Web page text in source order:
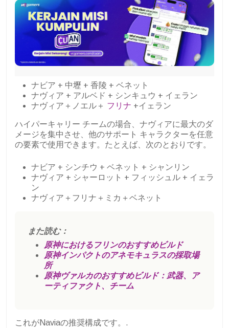
ナビア + 中壢 + 香陵 + ベネット
ナヴィア + アルベド + シンキュウ + イェラン
ナヴィア＋ノエル＋ フリナ +イェラン
ハイパーキャリー チームの場合、ナヴィアに最大のダ
メージを集中させ、他のサポート キャラクターを任意
の要素で使用できます。たとえば、次のとおりです。
ナビア + シンチウ + ベネット + シャンリン
ナヴィア + シャーロット + フィッシュル + イェラ
ン
ナヴィア＋フリナ＋ミカ＋ベネット
また読む：
原神におけるフリンのおすすめビルド
原神インパクトのアネモキュラスの採取場
所
原神ヴァルカのおすすめビルド：武器、ア
ーティファクト、チーム
これがNaviaの推奨構成です。.